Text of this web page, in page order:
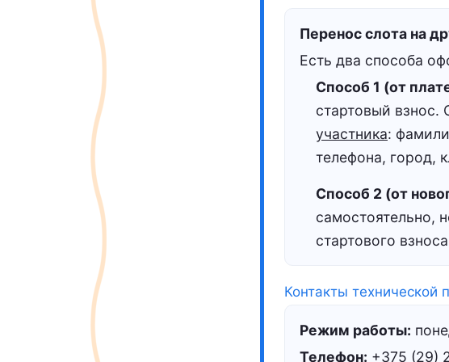
Перенос слота на
Есть два способа
Способ 1 (от
стартовый взнос.
участника:
телефона, город,
Способ 2 (от
самостоятельно,
стартового
Контакты технической
Режим работы:
Телефон: +375 (29)